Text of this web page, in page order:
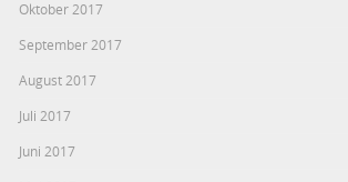
Oktober 2017
September 2017
August 2017
Juli 2017
Juni 2017